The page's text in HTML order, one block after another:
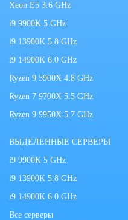
Xeon E5 3.6 GHz
i9 9900K 5 GHz
i9 13900K 5.8 GHz
i9 14900K 6.0 GHz
Ryzen 9 5900X 4.8 GHz
Ryzen 7 9700X 5.5 GHz
Ryzen 9 9950X 5.7 GHz
ВЫДЕЛЕННЫЕ СЕРВЕРЫ
i9 9900K 5 GHz
i9 13900K 5.8 GHz
i9 14900K 6.0 GHz
Все серверы